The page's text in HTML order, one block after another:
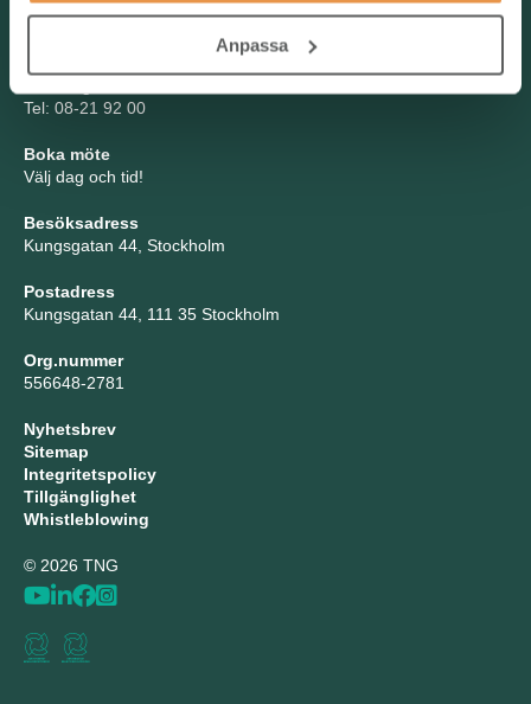
Anpassa
Kontakta oss
Tel: 08-21 92 00
Boka möte
Välj dag och tid!
Besöksadress
Kungsgatan 44, Stockholm
Postadress
Kungsgatan 44, 111 35 Stockholm
Org.nummer
556648-2781
Nyhetsbrev
Sitemap
Integritetspolicy
Tillgänglighet
Whistleblowing
© 2026 TNG